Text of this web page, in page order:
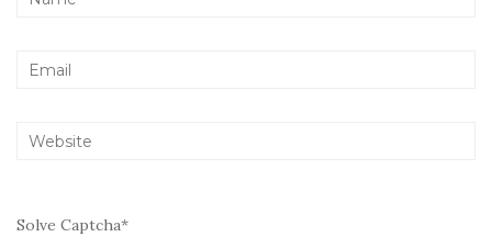
Solve Captcha*